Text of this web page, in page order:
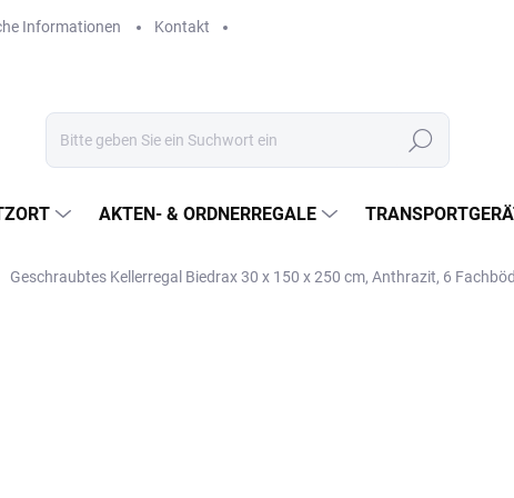
Informationen Kontakt
Suchen
AKTEN- & ORDNERREGALE
Geschraubtes Kellerregal Biedrax 30 x 150 x 250 cm, Anthrazit, 6